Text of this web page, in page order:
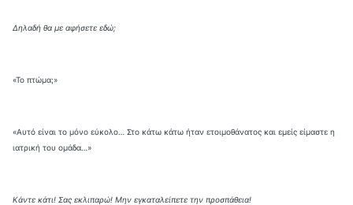
Δηλαδή θα με αφήσετε εδώ;
«Το πτώμα;»
«Αυτό είναι το μόνο εύκολο… Στο κάτω κάτω ήταν ετοιμοθάνατος και εμείς είμαστε η
ιατρική του ομάδα…»
Κάντε κάτι! Σας εκλιπαρώ! Μην εγκαταλείπετε την προσπάθεια!